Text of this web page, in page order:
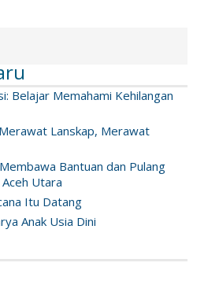
Belajar Memahami Kehilangan
Lanskap, Merawat
Bantuan dan Pulang
Utara
Itu Datang
Anak Usia Dini